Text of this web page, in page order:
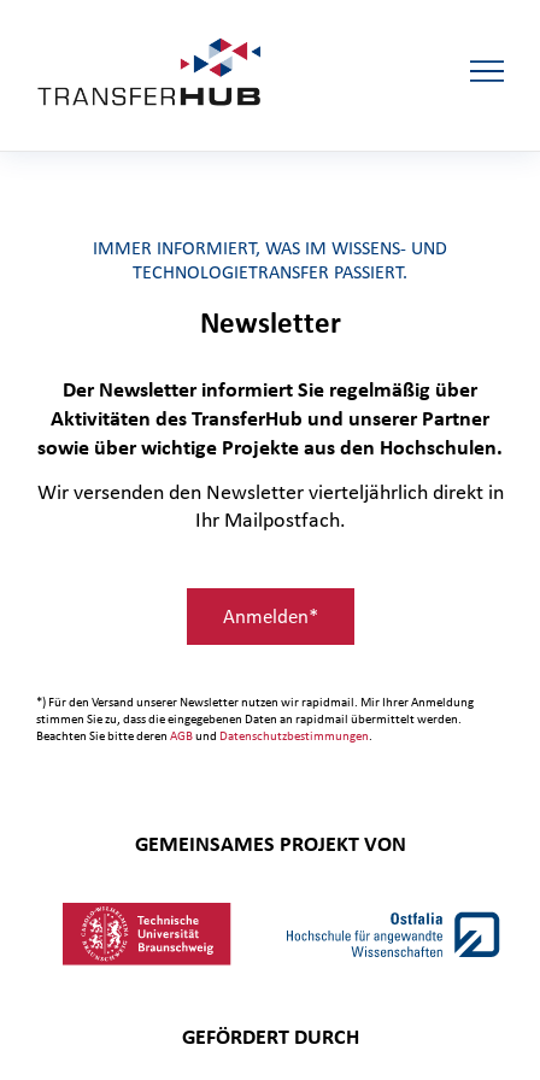
IMMER INFORMIERT, WAS IM WISSENS- UND
TECHNOLOGIETRANSFER PASSIERT.
Newsletter
Der Newsletter informiert Sie regelmäßig über
Aktivitäten des TransferHub und unserer Partner
sowie über wichtige Projekte aus den Hochschulen.
Wir versenden den Newsletter vierteljährlich direkt in
Ihr Mailpostfach.
Anmelden*
*) Für den Versand unserer Newsletter nutzen wir rapidmail. Mir Ihrer Anmeldung
stimmen Sie zu, dass die eingegebenen Daten an rapidmail übermittelt werden.
Beachten Sie bitte deren AGBund Datenschutzbestimmungen
GEMEINSAMES PROJEKT VON
GEFÖRDERT DURCH